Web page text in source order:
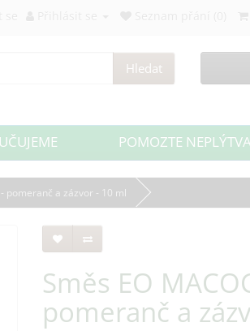
se Přihlásit se Seznam přání (0)
Hledat
POMOZTE
pomeranč a zázvor - 10 ml
Směs EO
pomeranč a